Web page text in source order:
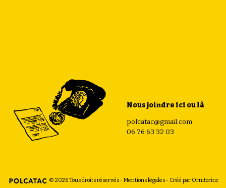
Nous joindre ici ou là
polcatac@gmail.com
06 76 63 32 03
© 2026 Tous droits réservés - Mentions légales - Créé par Ornitorinc